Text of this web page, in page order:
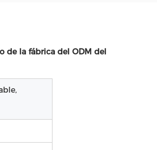
de la fábrica del ODM del